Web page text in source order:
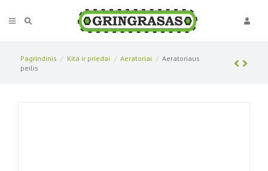
Pagrindinis Kita ir priedai Aeratoriai
Aeratoriaus
peilis